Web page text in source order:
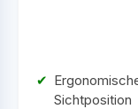
Sichtposition